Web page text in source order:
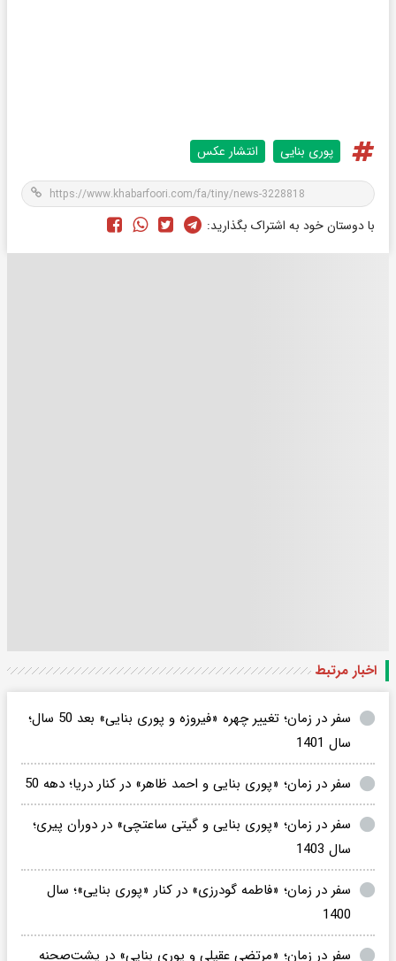
پوری بنایی انتشار عکس
با دوستان خود به اشتراک بگذارید:
اخبار مرتبط
سفر در زمان؛ تغییر چهره «فیروزه و پوری بنایی» بعد 50 سال؛
سال 1401
سفر در زمان؛ «پوری بنایی و احمد ظاهر» در کنار دریا؛ دهه 50
سفر در زمان؛ «پوری بنایی و گیتی ساعتچی» در دوران پیری؛
سال 1403
سفر در زمان؛ «فاطمه گودرزی» در کنار «پوری بنایی»؛ سال
1400
سفر در زمان؛ «مرتضی عقیلی و پوری بنایی» در پشت‌صحنه